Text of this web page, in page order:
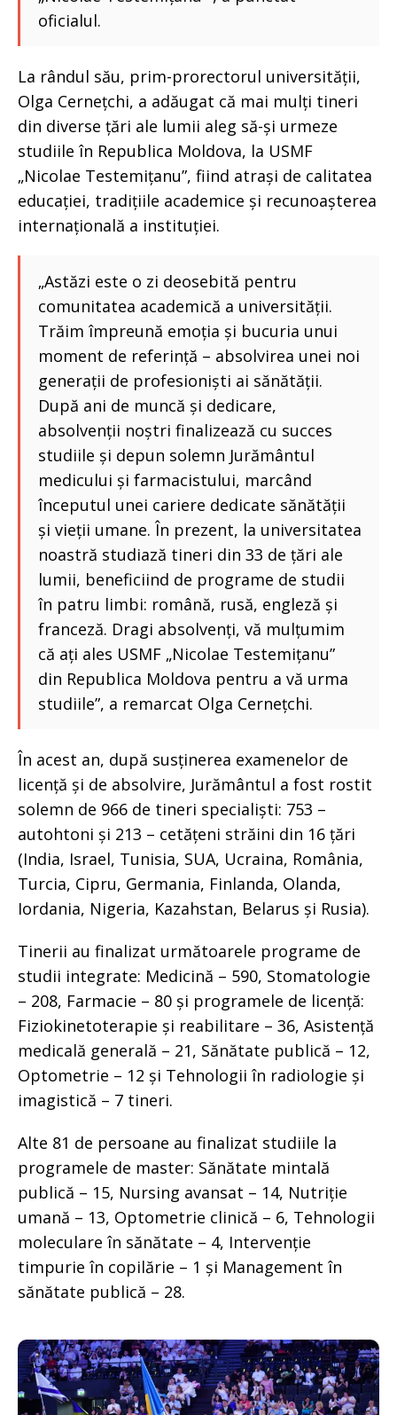
oficialul.
La rândul său, prim-prorectorul universității,
Olga Cernețchi, a adăugat că mai mulți tineri
din diverse țări ale lumii aleg să-și urmeze
studiile în Republica Moldova, la USMF
„Nicolae Testemițanu”, fiind atrași de calitatea
educației, tradițiile academice și recunoașterea
internațională a instituției.
„Astăzi este o zi deosebită pentru
comunitatea academică a universității.
Trăim împreună emoția și bucuria unui
moment de referință – absolvirea unei noi
generații de profesioniști ai sănătății.
După ani de muncă și dedicare,
absolvenții noștri finalizează cu succes
studiile și depun solemn Jurământul
medicului și farmacistului, marcând
începutul unei cariere dedicate sănătății
și vieții umane. În prezent, la universitatea
noastră studiază tineri din 33 de țări ale
lumii, beneficiind de programe de studii
în patru limbi: română, rusă, engleză și
franceză. Dragi absolvenți, vă mulțumim
că ați ales USMF „Nicolae Testemițanu”
din Republica Moldova pentru a vă urma
studiile”, a remarcat Olga Cernețchi.
În acest an, după susținerea examenelor de
licență și de absolvire, Jurământul a fost rostit
solemn de 966 de tineri specialiști: 753 –
autohtoni și 213 – cetățeni străini din 16 țări
(India, Israel, Tunisia, SUA, Ucraina, România,
Turcia, Cipru, Germania, Finlanda, Olanda,
Iordania, Nigeria, Kazahstan, Belarus și Rusia).
Tinerii au finalizat următoarele programe de
studii integrate: Medicină – 590, Stomatologie
– 208, Farmacie – 80 și programele de licență:
Fiziokinetoterapie și reabilitare – 36, Asistență
medicală generală – 21, Sănătate publică – 12,
Optometrie – 12 și Tehnologii în radiologie și
imagistică – 7 tineri.
Alte 81 de persoane au finalizat studiile la
programele de master: Sănătate mintală
publică – 15, Nursing avansat – 14, Nutriție
umană – 13, Optometrie clinică – 6, Tehnologii
moleculare în sănătate – 4, Intervenție
timpurie în copilărie – 1 și Management în
sănătate publică – 28.